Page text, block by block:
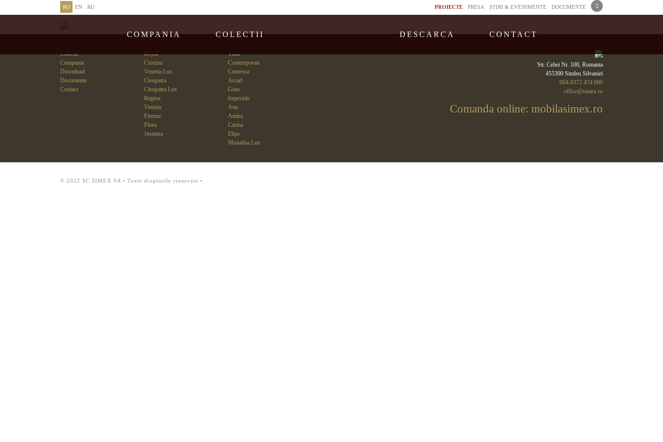
RO EN RU PROIECTE PRESA ȘTIRI & EVENIMENTE DOCUMENTE
COMPANIA COLECTII DESCARCA CONTACT
Colectii
Compania
Download
Documente
Contact
Royal
Cristina
Venetia Lux
Cleopatra
Cleopatra Lux
Regina
Venetia
Firenze
Flora
Jasmina
Yana
Contemporan
Contessa
Arcad
Gino
Imperiale
Ana
Amira
Carina
Elips
Monalisa Lux
Str. Cehei Nr. 100, Romania
455300 Simleu Silvaniei
004-0372 474 000
office@simex.ro
Comanda online: mobilasimex.ro
© 2022 SC SIMEX SA • Toate drepturile rezervate •